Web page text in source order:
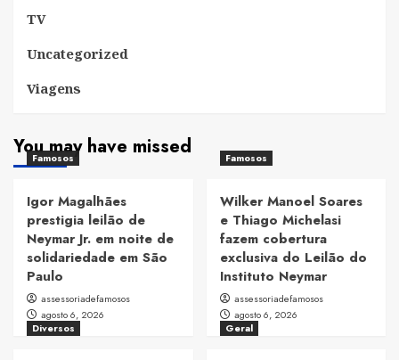
TV
Uncategorized
Viagens
You may have missed
Famosos
Igor Magalhães
prestigia leilão de
Neymar Jr. em noite de
solidariedade em São
Paulo
assessoriadefamosos
agosto 6, 2026
Famosos
Wilker Manoel Soares
e Thiago Michelasi
fazem cobertura
exclusiva do Leilão do
Instituto Neymar
assessoriadefamosos
agosto 6, 2026
Diversos
Geral